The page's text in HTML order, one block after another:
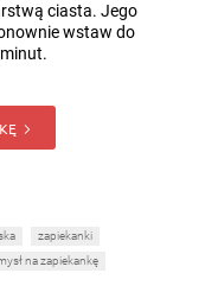
ciasta. Jego
wstaw do
zapiekanki
na zapiekankę